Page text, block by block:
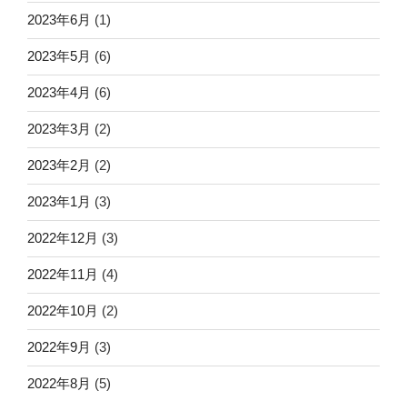
2023年6月 (1)
2023年5月 (6)
2023年4月 (6)
2023年3月 (2)
2023年2月 (2)
2023年1月 (3)
2022年12月 (3)
2022年11月 (4)
2022年10月 (2)
2022年9月 (3)
2022年8月 (5)